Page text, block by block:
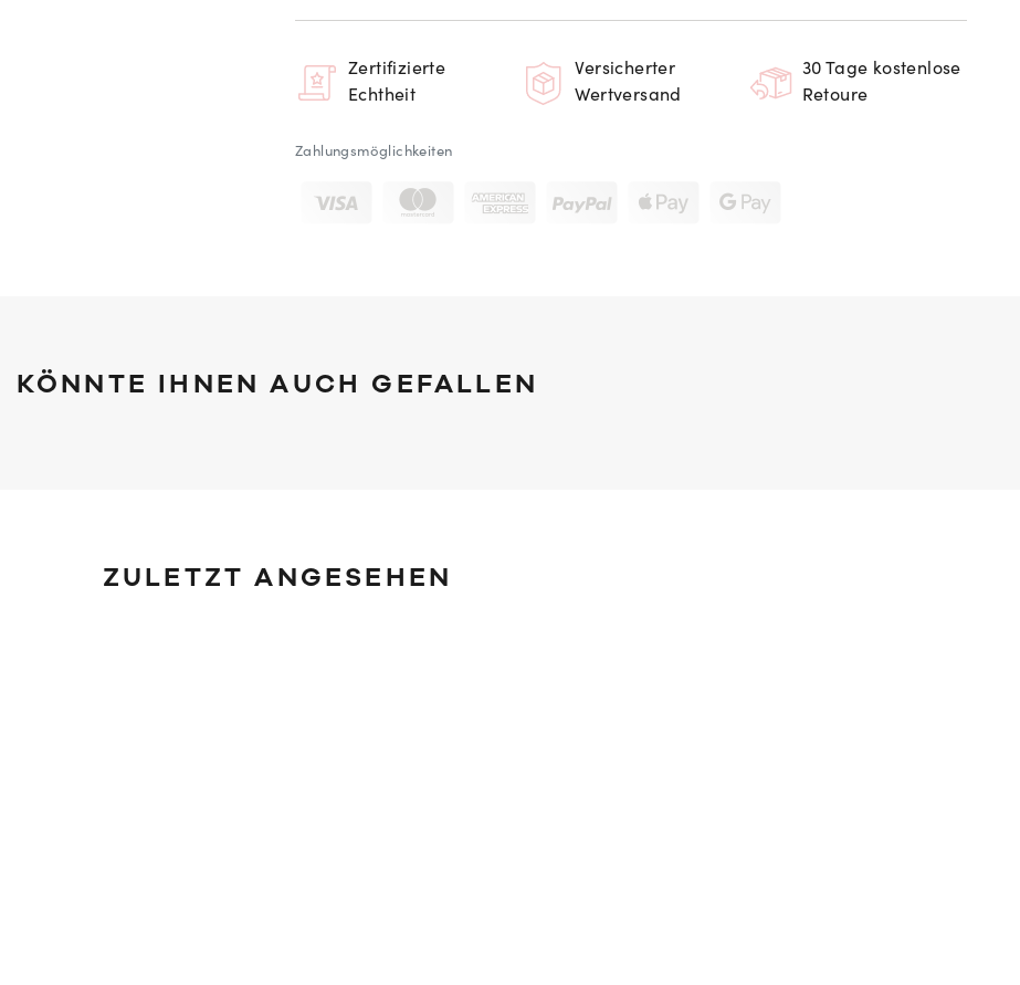
Zertifizierte
Echtheit
Versicherter
Wertversand
30 Tage kostenlose
Retoure
Zahlungsmöglichkeiten
KÖNNTE IHNEN AUCH GEFALLEN
ZULETZT ANGESEHEN